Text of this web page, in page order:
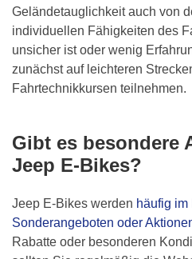
Geländetauglichkeit auch von
individuellen Fähigkeiten des
unsicher ist oder wenig
zunächst auf leichteren
Fahrtechnikkursen teilnehmen.
Gibt es besondere
Jeep E-Bikes?
Jeep E-Bikes werden häufig im
Sonderangeboten oder
Rabatte oder besonderen